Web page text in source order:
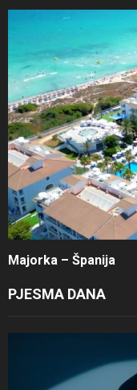
Majorka – Španija
PJESMA DANA